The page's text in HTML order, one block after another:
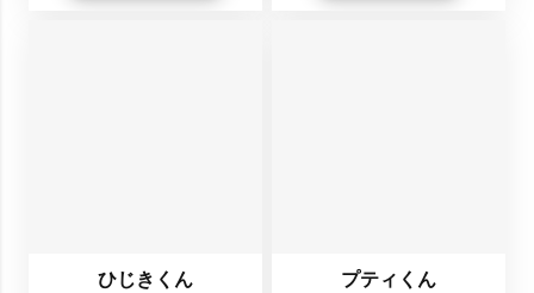
ひじきくん プティくん